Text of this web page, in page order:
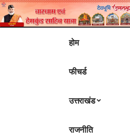
होम
फीचर्ड
उत्तराखंड
राजनीति